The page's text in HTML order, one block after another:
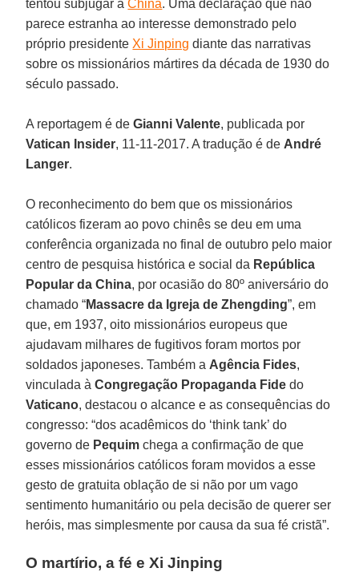
tentou subjugar aChina. Uma declaração que não
parece estranha ao interesse demonstrado pelo
próprio presidente Xi Jinping diante das narrativas
sobre os missionários mártires da década de 1930 do
século passado.
A reportagem é deGianni Valente, publicada por
Vatican Insider, 11-11-2017. A tradução é de André
Langer.
O reconhecimento do bem que os missionários
católicos fizeram ao povo chinês se deu em uma
conferência organizada no final de outubro pelo maior
centro de pesquisa histórica e social da República
Popular da China, por ocasião do 80º aniversário do
chamado “Massacre da Igreja de Zhengding”, em
que, em 1937, oito missionários europeus que
ajudavam milhares de fugitivos foram mortos por
soldados japoneses. Também a Agência Fides,
vinculada àCongregação Propaganda Fide do
Vaticano, destacou o alcance e as consequências do
congresso: “dos acadêmicos do ‘think tank’ do
governo de Pequim chega a confirmação de que
esses missionários católicos foram movidos a esse
gesto de gratuita oblação de si não por um vago
sentimento humanitário ou pela decisão de querer ser
heróis, mas simplesmente por causa da sua fé cristã”.
O martírio, a fé e Xi Jinping